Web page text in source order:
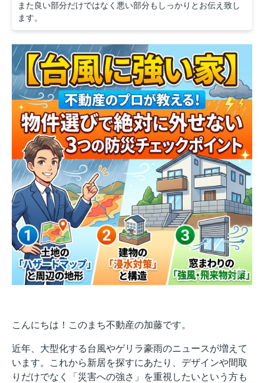
また良い部分だけではなく悪い部分もしっかりとお伝え致し
ます。
こんにちは！このまち不動産の加藤です。
近年、大型化する台風やゲリラ豪雨のニュースが増えて
います。これから新居を探すにあたり、デザインや間取
りだけでなく「災害への強さ」を重視したいという方も